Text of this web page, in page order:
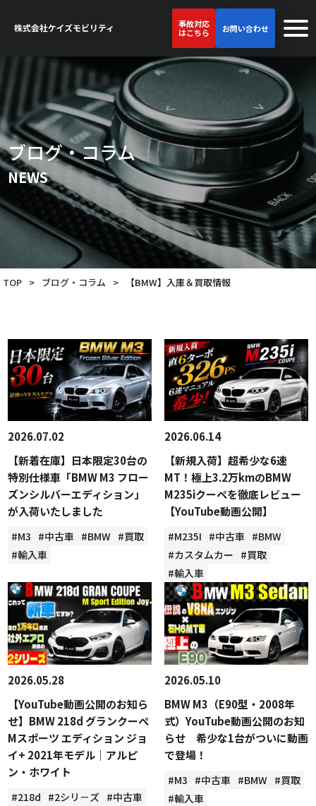
事故対応
はこちら
お問い合わせ
ブログ・コラム
NEWS
TOP > ブログ・コラム > 【BMW】入庫＆買取情報
2026.07.02
【新着在庫】日本限定30台の
特別仕様車「BMW M3 フロー
ズンシルバーエディション」
が入荷いたしました
#M3 #中古車 #BMW #買取
#輸入車
2026.06.14
【新規入荷】超希少な6速
MT！極上3.2万kmのBMW
M235iクーペを徹底レビュー
【YouTube動画公開】
#M235I #中古車 #BMW
#カスタムカー #買取
#輸入車
2026.05.28
【YouTube動画公開のお知ら
せ】BMW 218d グランクーペ
Mスポーツ エディション ジョ
イ+ 2021年モデル｜アルピ
ン・ホワイト
#218d #2シリ－ズ #中古車
2026.05.10
BMW M3（E90型・2008年
式）YouTube動画公開のお知
らせ 希少な1台がついに動画
で登場！
#M3 #中古車 #BMW #買取
#輸入車